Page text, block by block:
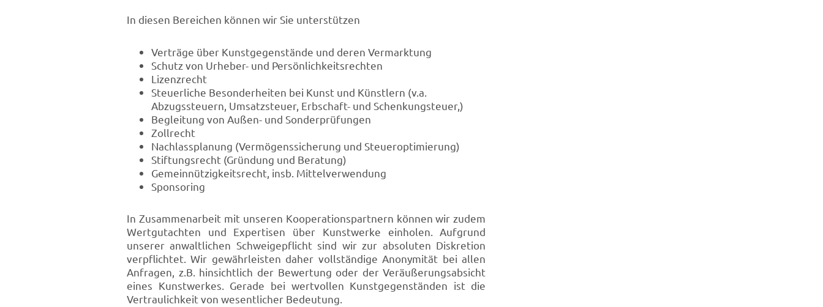
In diesen Bereichen können wir Sie unterstützen
Verträge über Kunstgegenstände und deren Vermarktung
Schutz von Urheber- und Persönlichkeitsrechten
Lizenzrecht
Steuerliche Besonderheiten bei Kunst und Künstlern (v.a.
Abzugssteuern, Umsatzsteuer, Erbschaft- und Schenkungsteuer,)
Begleitung von Außen- und Sonderprüfungen
Zollrecht
Nachlassplanung (Vermögenssicherung und Steueroptimierung)
Stiftungsrecht (Gründung und Beratung)
Gemeinnützigkeitsrecht, insb. Mittelverwendung
Sponsoring
In Zusammenarbeit mit unseren Kooperationspartnern können wir zudem
Wertgutachten und Expertisen über Kunstwerke einholen. Aufgrund
unserer anwaltlichen Schweigepflicht sind wir zur absoluten Diskretion
verpflichtet. Wir gewährleisten daher vollständige Anonymität bei allen
Anfragen, z.B. hinsichtlich der Bewertung oder der Veräußerungsabsicht
eines Kunstwerkes. Gerade bei wertvollen Kunstgegenständen ist die
Vertraulichkeit von wesentlicher Bedeutung.